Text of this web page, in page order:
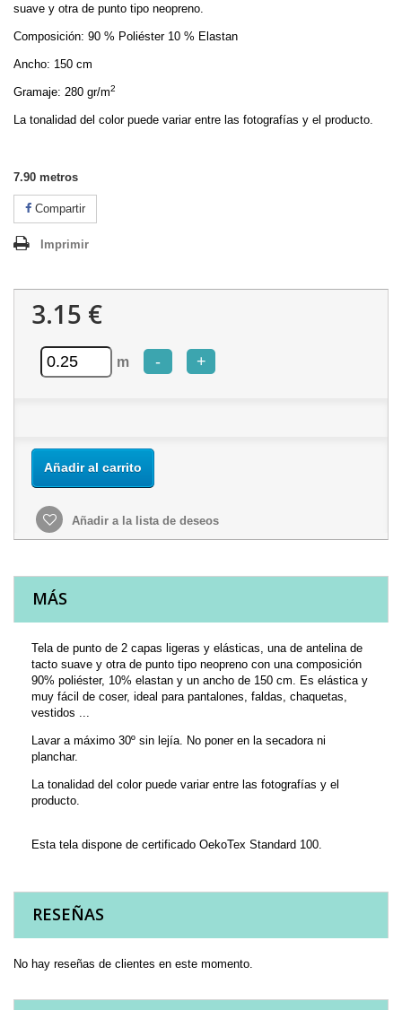
suave y otra de punto tipo neopreno.
Composición: 90 % Poliéster 10 % Elastan
Ancho: 150 cm
Gramaje: 280 gr/m2
La tonalidad del color puede variar entre las fotografías y el producto.
7.90 metros
Compartir
Imprimir
3.15 €
m - +
Añadir al carrito
Añadir a la lista de deseos
MÁS
Tela de punto de 2 capas ligeras y elásticas, una de antelina de
tacto suave y otra de punto tipo neopreno con una composición
90% poliéster, 10% elastan y un ancho de 150 cm. Es elástica y
muy fácil de coser, ideal para pantalones, faldas, chaquetas,
vestidos ...
Lavar a máximo 30º sin lejía. No poner en la secadora ni
planchar.
La tonalidad del color puede variar entre las fotografías y el
producto.
Esta tela dispone de certificado OekoTex Standard 100.
RESEÑAS
No hay reseñas de clientes en este momento.